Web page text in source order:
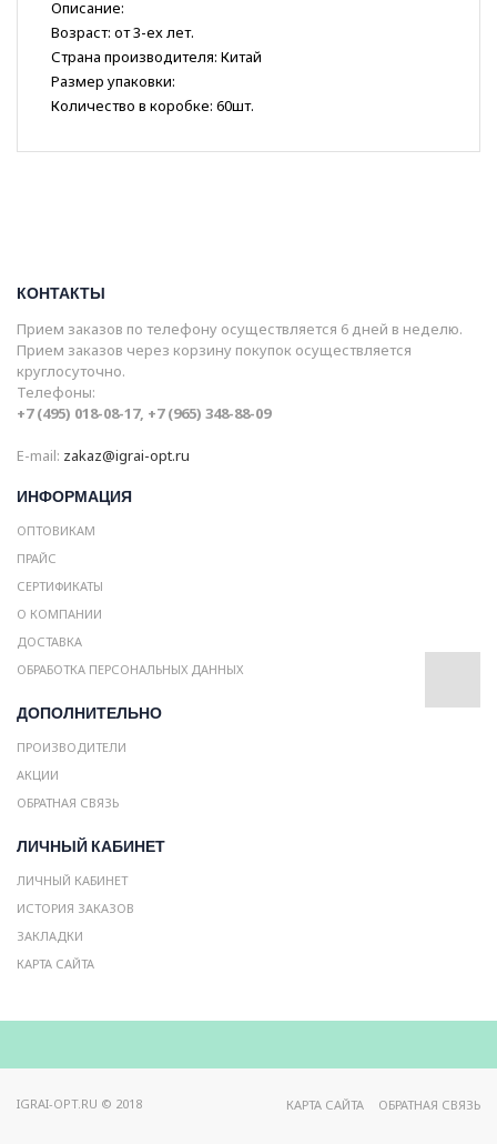
Описание:
Возраст: от 3-ех лет.
Страна производителя: Китай
Размер упаковки:
Количество в коробке: 60шт.
КОНТАКТЫ
Прием заказов по телефону осуществляется 6 дней в неделю.
Прием заказов через корзину покупок осуществляется
круглосуточно.
Телефоны:
+7 (495) 018-08-17, +7 (965) 348-88-09
E-mail: zakaz@igrai-opt.ru
ИНФОРМАЦИЯ
ОПТОВИКАМ
ПРАЙС
СЕРТИФИКАТЫ
О КОМПАНИИ
ДОСТАВКА
ОБРАБОТКА ПЕРСОНАЛЬНЫХ ДАННЫХ
ДОПОЛНИТЕЛЬНО
ПРОИЗВОДИТЕЛИ
АКЦИИ
ОБРАТНАЯ СВЯЗЬ
ЛИЧНЫЙ КАБИНЕТ
ЛИЧНЫЙ КАБИНЕТ
ИСТОРИЯ ЗАКАЗОВ
ЗАКЛАДКИ
КАРТА САЙТА
IGRAI-OPT.RU © 2018 КАРТА САЙТА ОБРАТНАЯ СВЯЗЬ